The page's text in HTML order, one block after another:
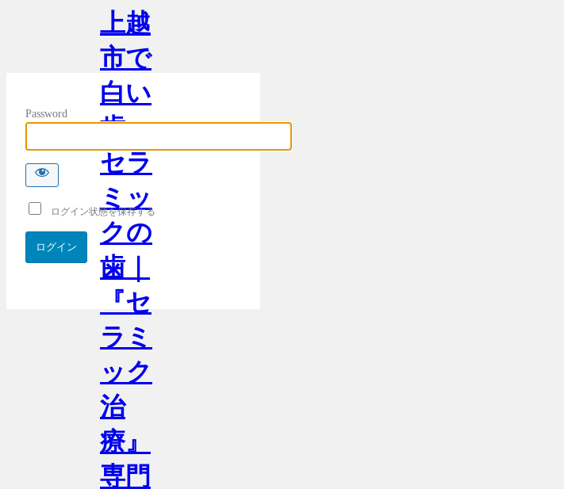
上越
市で
白い
歯・
セラ
ミッ
クの
歯｜
『セ
ラミ
ック
治
療』
専門
Password
ログイン状態を保存する